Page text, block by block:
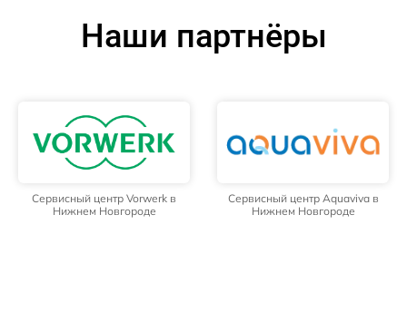
Наши партнёры
Сервисный центр Vorwerk в
Нижнем Новгороде
Сервисный центр Aquaviva в
Нижнем Новгороде